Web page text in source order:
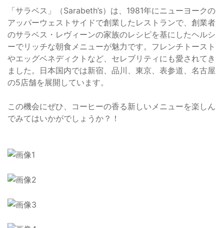
「サラベス」（Sarabeth’s）は、1981年にニューヨークの
アッパーウェストサイドで創業したレストランで、創業者
のサラベス・レヴィーンの家族のレシピを基にしたヘルシ
ーでリッチな朝食メニューが魅力です。フレンチトースト
やエッグベネディクトなど、セレブリティにも愛されてき
ました。日本国内では新宿、品川、東京、表参道、名古屋
の5店舗を展開しています。
この機会にぜひ、コーヒーの香る新しいメニューを楽しん
でみてはいかがでしょうか？！